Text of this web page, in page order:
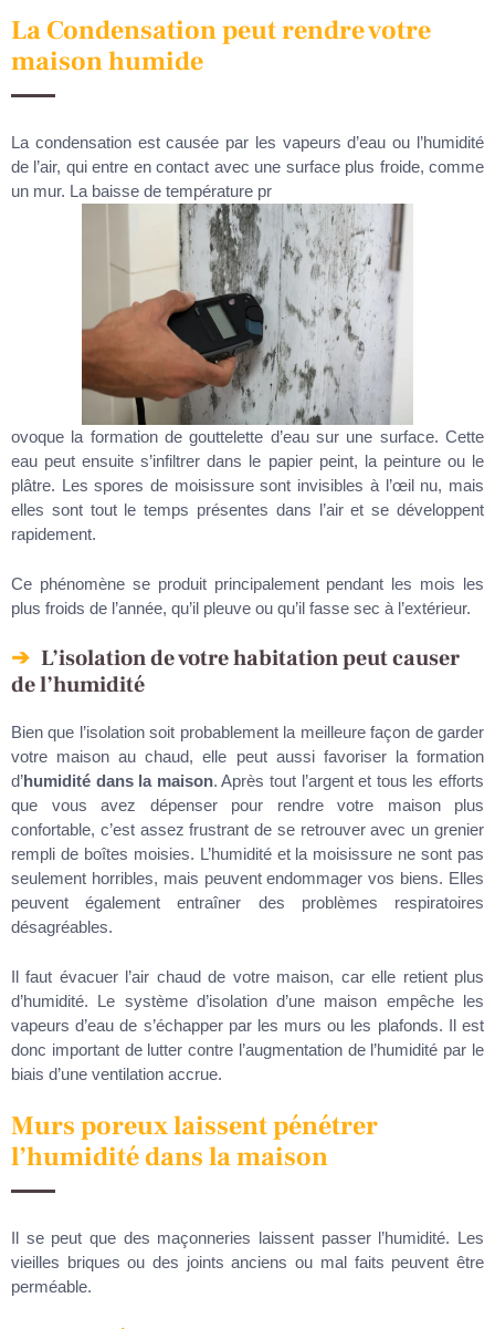
La Condensation peut rendre votre
maison humide
La condensation est causée par les vapeurs d’eau ou l’humidité
de l’air, qui entre en contact avec une surface plus froide, comme
un mur. La baisse de température pr
ovoque la formation de gouttelette d’eau sur une surface. Cette
eau peut ensuite s’infiltrer dans le papier peint, la peinture ou le
plâtre. Les spores de moisissure sont invisibles à l’œil nu, mais
elles sont tout le temps présentes dans l’air et se développent
rapidement.
Ce phénomène se produit principalement pendant les mois les
plus froids de l’année, qu’il pleuve ou qu’il fasse sec à l’extérieur.
L’isolation de votre habitation peut causer
de l’humidité
Bien que l’isolation soit probablement la meilleure façon de garder
votre maison au chaud, elle peut aussi favoriser la formation
d’humidité dans la maison. Après tout l’argent et tous les efforts
que vous avez dépenser pour rendre votre maison plus
confortable, c’est assez frustrant de se retrouver avec un grenier
rempli de boîtes moisies. L’humidité et la moisissure ne sont pas
seulement horribles, mais peuvent endommager vos biens. Elles
peuvent également entraîner des problèmes respiratoires
désagréables.
Il faut évacuer l’air chaud de votre maison, car elle retient plus
d’humidité. Le système d’isolation d’une maison empêche les
vapeurs d’eau de s’échapper par les murs ou les plafonds. Il est
donc important de lutter contre l’augmentation de l’humidité par le
biais d’une ventilation accrue.
Murs poreux laissent pénétrer
l’humidité dans la maison
Il se peut que des maçonneries laissent passer l’humidité. Les
vieilles briques ou des joints anciens ou mal faits peuvent être
perméable.